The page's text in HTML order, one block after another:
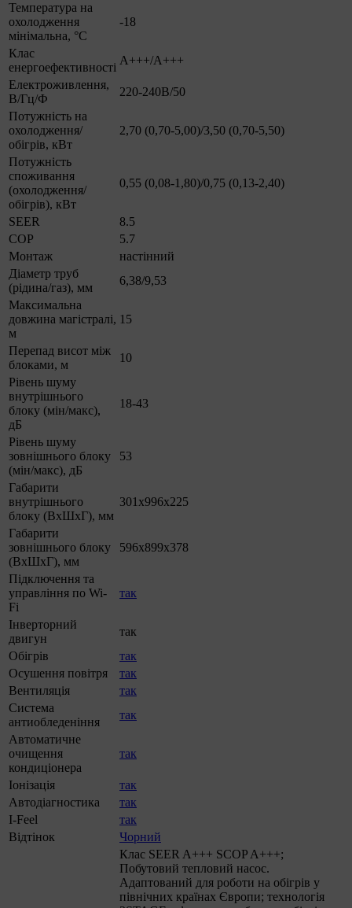
Температура на
охолодження
мінімальна, °С
-18
Клас
енергоефективності
А+++/А+++
Електроживлення,
В/Гц/Ф
220-240В/50
Потужність на
охолодження/
обігрів, кВт
2,70 (0,70-5,00)/3,50 (0,70-5,50)
Потужність
споживання
(охолодження/
обігрів), кВт
0,55 (0,08-1,80)/0,75 (0,13-2,40)
SEER
8.5
COP
5.7
Монтаж
настінний
Діаметр труб
(рідина/газ), мм
6,38/9,53
Максимальна
довжина магістралі,
м
15
Перепад висот між
блоками, м
10
Рівень шуму
внутрішнього
блоку (мін/макс),
дБ
18-43
Рівень шуму
зовнішнього блоку
(мін/макс), дБ
53
Габарити
внутрішнього
блоку (ВхШхГ), мм
301х996х225
Габарити
зовнішнього блоку
(ВхШхГ), мм
596х899х378
Підключення та
управління по Wi-
Fi
так
Інверторний
двигун
так
Обігрів
так
Осушення повітря
так
Вентиляція
так
Система
антиобледеніння
так
Автоматичне
очищення
кондиціонера
так
Іонізація
так
Автодіагностика
так
I-Feel
так
Відтінок
Чорний
Клас SEER A+++ SCOP A+++;
Побутовий тепловий насос.
Адаптований для роботи на обігрів у
північних країнах Європи; технологія